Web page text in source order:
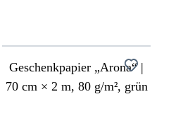
Geschenkpapier „Arona“ |
70 cm × 2 m, 80 g/m², grün